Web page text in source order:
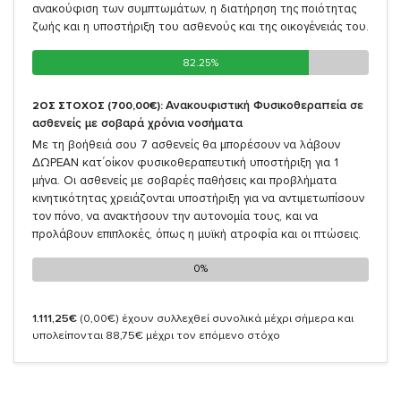
ανακούφιση των συμπτωμάτων, η διατήρηση της ποιότητας
ζωής και η υποστήριξη του ασθενούς και της οικογένειάς του.
82.25%
82.25%
2ΟΣ ΣΤΟΧΟΣ (700,00€): Ανακουφιστική Φυσικοθεραπεία σε
ασθενείς με σοβαρά χρόνια νοσήματα
Με τη βοήθειά σου 7 ασθενείς θα μπορέσουν να λάβουν
ΔΩΡΕΑΝ κατ΄οίκον φυσικοθεραπευτική υποστήριξη για 1
μήνα. Οι ασθενείς με σοβαρές παθήσεις και προβλήματα
κινητικότητας χρειάζονται υποστήριξη για να αντιμετωπίσουν
τον πόνο, να ανακτήσουν την αυτονομία τους, και να
προλάβουν επιπλοκές, όπως η μυϊκή ατροφία και οι πτώσεις.
0%
0%
1.111,25€ (0,00€) έχουν συλλεχθεί συνολικά μέχρι σήμερα και
υπολείπονται 88,75€ μέχρι τον επόμενο στόχο